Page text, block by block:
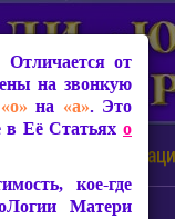
Защита от
Отличается от
на звонкую
«о» на «а». Это
в Её Статьях о
кое-где
Матери